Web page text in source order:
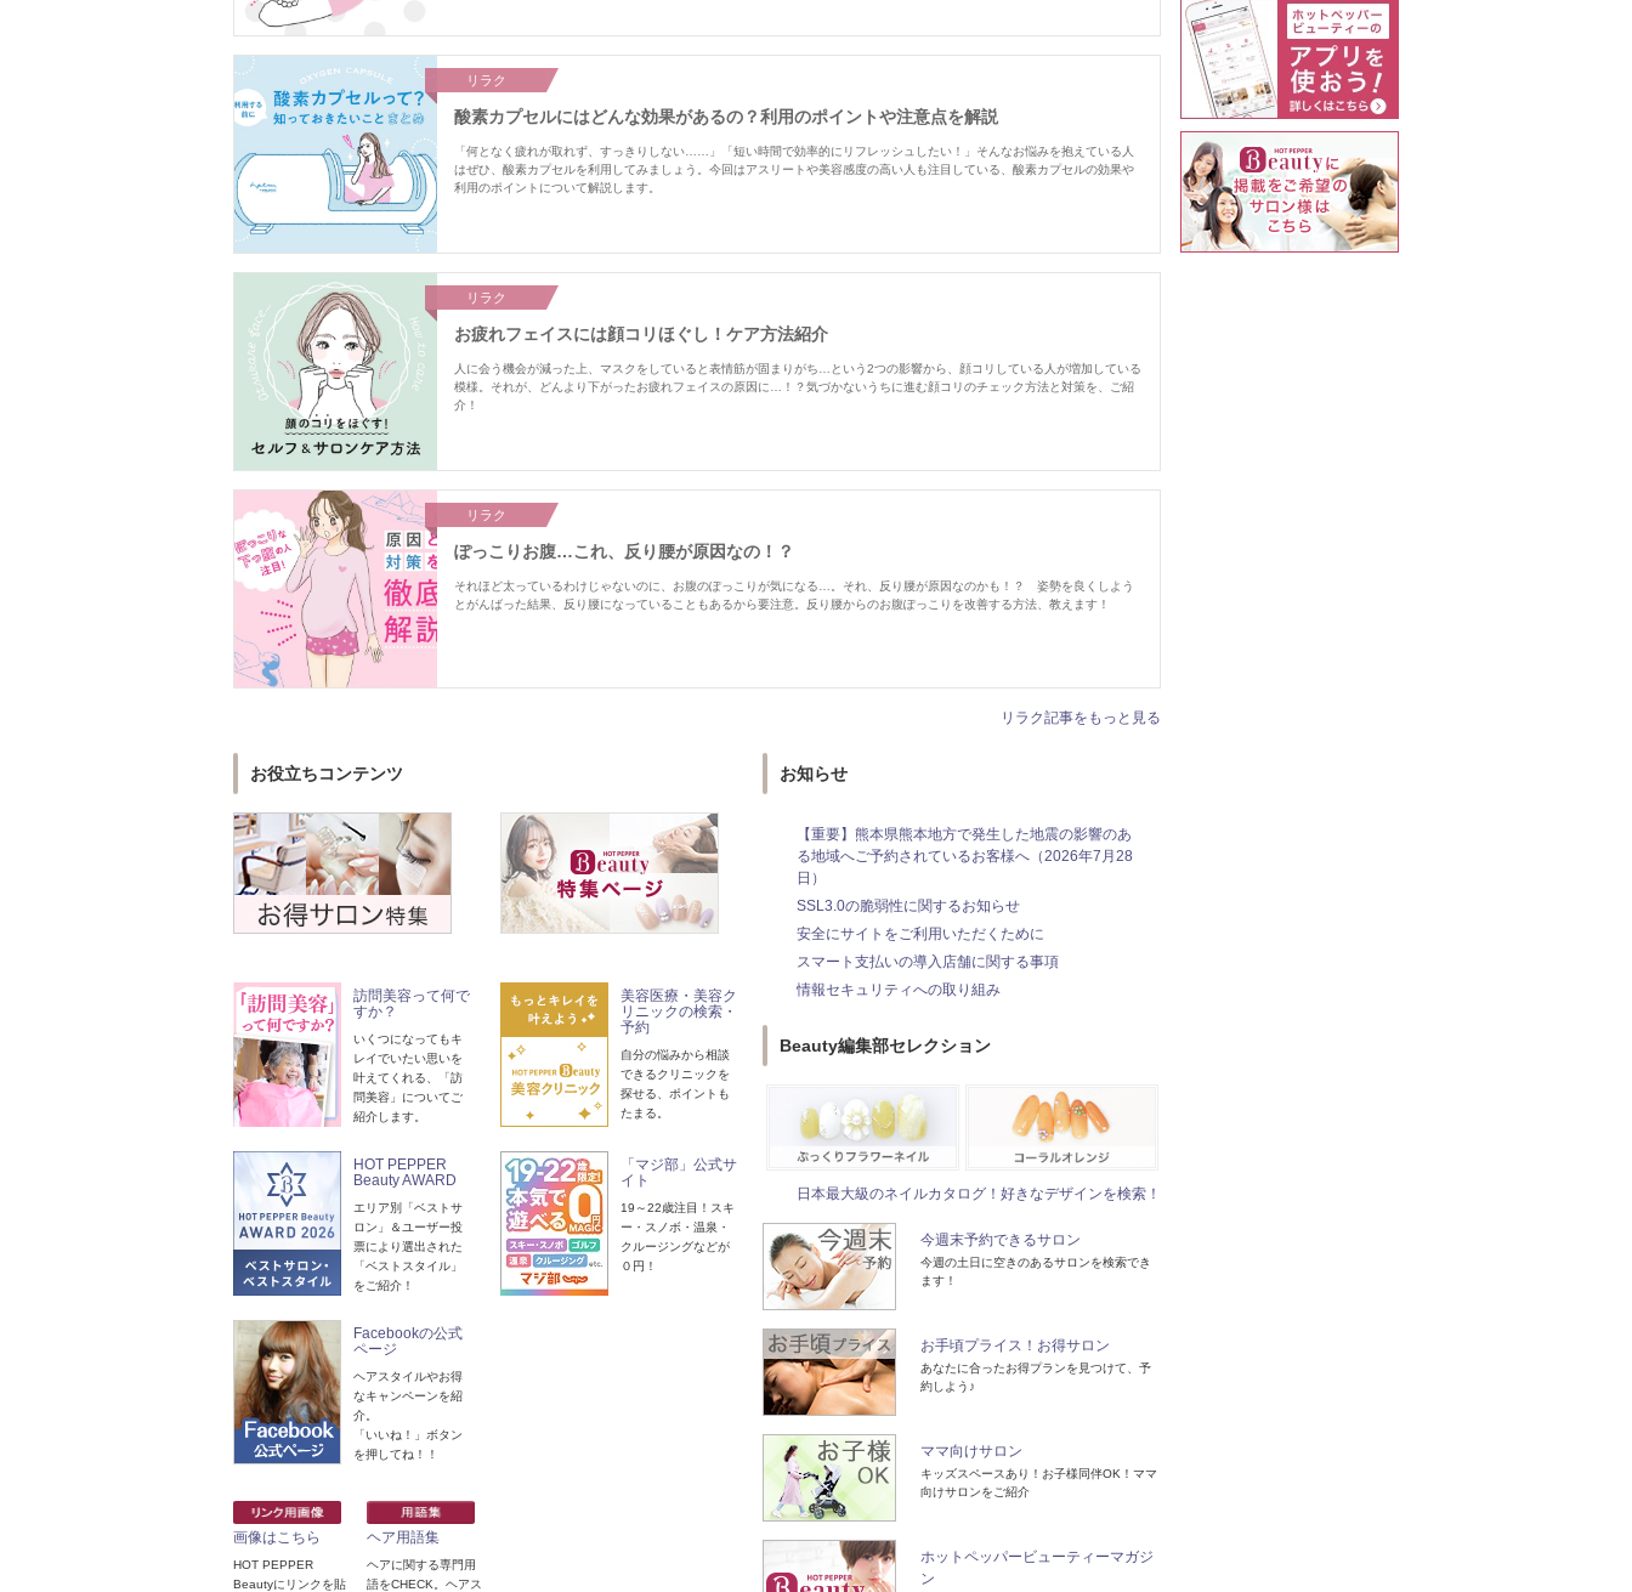
リラク
酸素カプセルにはどんな効果があるの？利用のポイントや注意点を解説
「何となく疲れが取れず、すっきりしない……」「短い時間で効率的にリフレッシュしたい！」そんなお悩みを抱えている人
はぜひ、酸素カプセルを利用してみましょう。今回はアスリートや美容感度の高い人も注目している、酸素カプセルの効果や
利用のポイントについて解説します。
リラク
お疲れフェイスには顔コリほぐし！ケア方法紹介
人に会う機会が減った上、マスクをしていると表情筋が固まりがち…という2つの影響から、顔コリしている人が増加している
模様。それが、どんより下がったお疲れフェイスの原因に…！？気づかないうちに進む顔コリのチェック方法と対策を、ご紹
介！
リラク
ぽっこりお腹…これ、反り腰が原因なの！？
それほど太っているわけじゃないのに、お腹のぽっこりが気になる…。それ、反り腰が原因なのかも！？ 姿勢を良くしよう
とがんばった結果、反り腰になっていることもあるから要注意。反り腰からのお腹ぽっこりを改善する方法、教えます！
リラク記事をもっと見る
お役立ちコンテンツ
訪問美容って何で
すか？
いくつになってもキ
レイでいたい思いを
叶えてくれる、「訪
問美容」についてご
紹介します。
美容医療・美容ク
リニックの検索・
予約
自分の悩みから相談
できるクリニックを
探せる、ポイントも
たまる。
HOT PEPPER
Beauty AWARD
エリア別「ベストサ
ロン」＆ユーザー投
票により選出された
「ベストスタイル」
をご紹介！
「マジ部」公式サ
イト
19～22歳注目！スキ
ー・スノボ・温泉・
クルージングなどが
０円！
Facebookの公式
ページ
ヘアスタイルやお得
なキャンペーンを紹
介。
「いいね！」ボタン
を押してね！！
画像はこちら
HOT PEPPER
Beautyにリンクを貼
ヘア用語集
ヘアに関する専門用
語をCHECK。ヘアス
お知らせ
【重要】熊本県熊本地方で発生した地震の影響のあ
る地域へご予約されているお客様へ（2026年7月28
日）
SSL3.0の脆弱性に関するお知らせ
安全にサイトをご利用いただくために
スマート支払いの導入店舗に関する事項
情報セキュリティへの取り組み
Beauty編集部セレクション
日本最大級のネイルカタログ！好きなデザインを検索！
今週末予約できるサロン
今週の土日に空きのあるサロンを検索でき
ます！
お手頃プライス！お得サロン
あなたに合ったお得プランを見つけて、予
約しよう♪
ママ向けサロン
キッズスペースあり！お子様同伴OK！ママ
向けサロンをご紹介
ホットペッパービューティーマガジ
ン